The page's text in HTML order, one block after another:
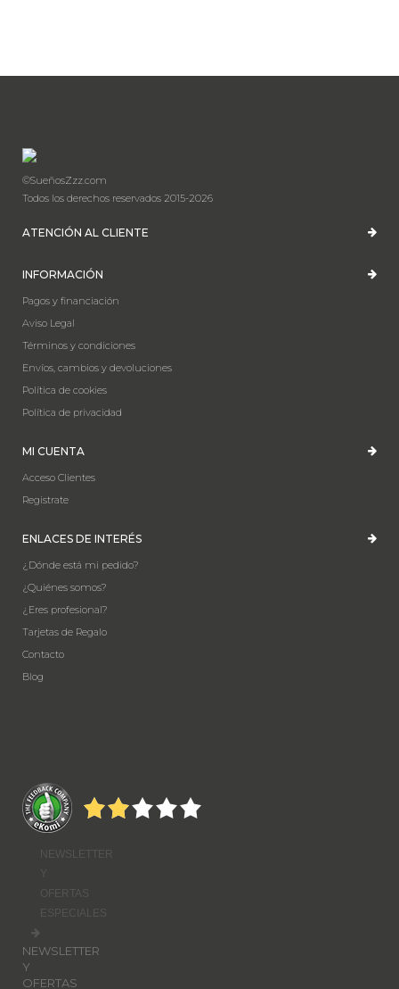
©SueñosZzz.com
Todos los derechos reservados 2015-2026
ATENCIÓN AL CLIENTE
INFORMACIÓN
Pagos y financiación
Aviso Legal
Términos y condiciones
Envíos, cambios y devoluciones
Política de cookies
Política de privacidad
MI CUENTA
Acceso Clientes
Registrate
ENLACES DE INTERÉS
¿Dónde está mi pedido?
¿Quiénes somos?
¿Eres profesional?
Tarjetas de Regalo
Contacto
Blog
NEWSLETTER
Y
OFERTAS
ESPECIALES
NEWSLETTER
Y
OFERTAS